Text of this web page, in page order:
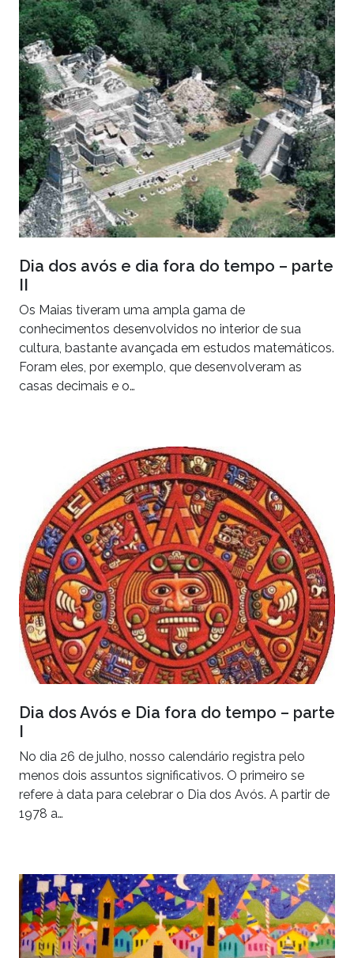
Dia dos avós e dia fora do tempo – parte
II
Os Maias tiveram uma ampla gama de
conhecimentos desenvolvidos no interior de sua
cultura, bastante avançada em estudos matemáticos.
Foram eles, por exemplo, que desenvolveram as
casas decimais e o…
Dia dos Avós e Dia fora do tempo – parte
I
No dia 26 de julho, nosso calendário registra pelo
menos dois assuntos significativos. O primeiro se
refere à data para celebrar o Dia dos Avós. A partir de
1978 a…